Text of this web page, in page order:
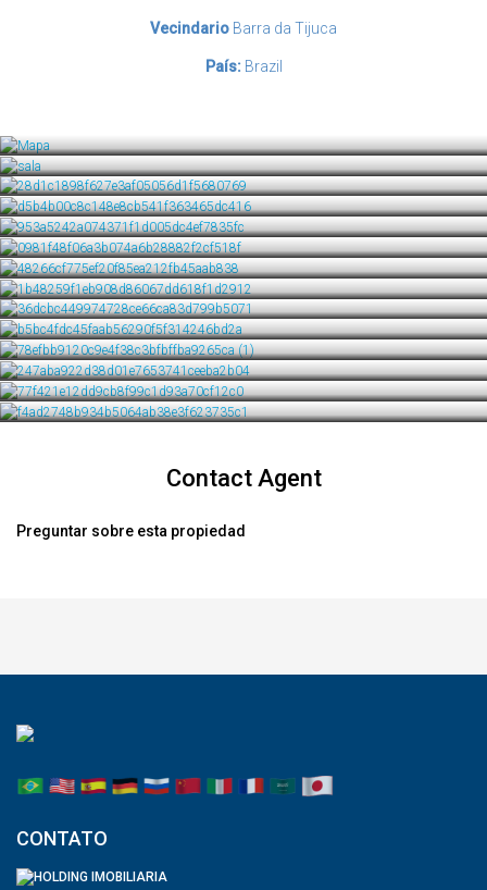
Vecindario Barra da Tijuca
País:Brazil
Contact Agent
Preguntar sobre esta propiedad
CONTATO
HOLDING IMOBILIARIA